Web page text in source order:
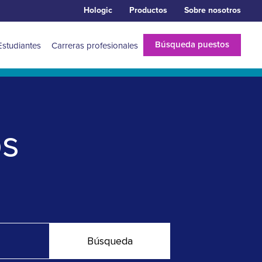
Hologic Productos Sobre nosotros
Carreras profesionales Búsqueda puestos